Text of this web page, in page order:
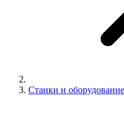
Станки и оборудование